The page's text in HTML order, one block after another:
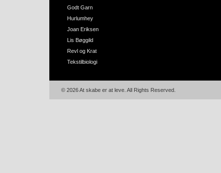
Godt Garn
Hurlumhey
Joan Eriksen
Lis Bøggild
Revl og Krat
Tekstilbiologi
© 2026 At skabe er at leve. All Rights Reserved.